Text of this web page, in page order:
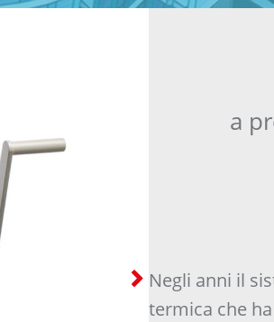
a
Negli anni il
termica che